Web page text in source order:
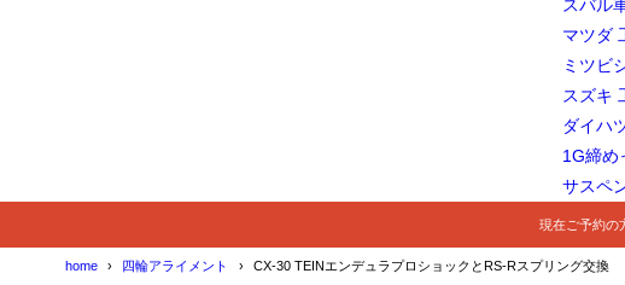
スバル
マツダ
ミツビ
スズキ
ダイハ
1G締め
サスペ
現在ご予約の
home 四輪アライメント CX-30 TEINエンデュラプロショックとRS-Rスプリング交換